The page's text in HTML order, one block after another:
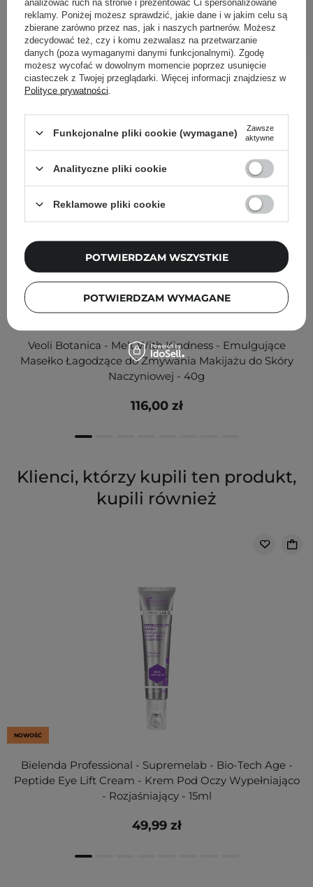
DODAJ DO KOSZYKA
Inni klienci sprawdzali również
Veoli Botanica - Melt With Kindness - Emulgujące
Masełko Łagodzące do Zmywania Makijażu do Skóry
Naczyniowej - 40g
116,00 zł
Klienci, którzy kupili ten produkt,
kupili również
NOWOŚĆ
Bielenda Professional - Supremelab - Bio-Tech Age -
Peptide Eye Lift Cream - Krem Pod Oczy Wypełniająco
- Rozjaśniający - 15ml
49,99 zł
analizować ruch na stronie i prezentować Ci spersonalizowane
reklamy. Poniżej możesz sprawdzić, jakie dane i w jakim celu są
zbierane zarówno przez nas, jak i naszych partnerów. Możesz
zdecydować też, czy i komu zezwalasz na przetwarzanie
danych (poza wymaganymi danymi funkcjonalnymi). Zgodę
możesz wycofać w dowolnym momencie poprzez usunięcie
ciasteczek z Twojej przeglądarki. Więcej informacji znajdziesz w
Polityce prywatności
Funkcjonalne pliki cookie (wymagane)
Zawsze
aktywne
Analityczne pliki cookie
Reklamowe pliki cookie
POTWIERDZAM WYMAGANE
POTWIERDZAM WSZYSTKIE